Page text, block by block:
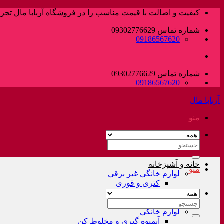
پرش
محتوا
کیفیت و اصالت با قیمت مناسب را در فروشگاه آربابا مال
شماره تماس 09302776629
09186567620
شماره تماس 09302776629
09186567620
آربابا مال
منو
جستجو
خانه و آشپزخانه
لوازم خانگی غیر برقی
کتری و قوری
لوازم خانگی
آبمیوه گیری و مخلوط کن
منو
جستجو
برای: